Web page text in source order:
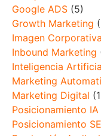
Google ADS (5)
Growth Marketing
Imagen Corporativa
Inbound Marketing
Inteligencia
Marketing
Marketing Digital
Posicionamiento IA
Posicionamiento